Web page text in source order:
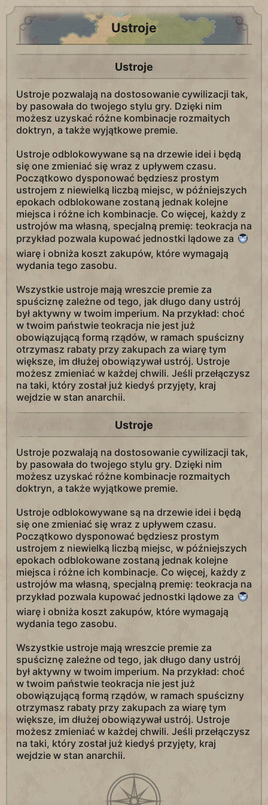
Ustroje
Ustroje
Ustroje pozwalają na dostosowanie cywilizacji tak,
by pasowała do twojego stylu gry. Dzięki nim
możesz uzyskać różne kombinacje rozmaitych
doktryn, a także wyjątkowe premie.
Ustroje odblokowywane są na drzewie idei i będą
się one zmieniać się wraz z upływem czasu.
Początkowo dysponować będziesz prostym
ustrojem z niewielką liczbą miejsc, w późniejszych
epokach odblokowane zostaną jednak kolejne
miejsca i różne ich kombinacje. Co więcej, każdy z
ustrojów ma własną, specjalną premię: teokracja na
przykład pozwala kupować jednostki lądowe za
wiarę i obniża koszt zakupów, które wymagają
wydania tego zasobu.
Wszystkie ustroje mają wreszcie premie za
spuściznę zależne od tego, jak długo dany ustrój
był aktywny w twoim imperium. Na przykład: choć
w twoim państwie teokracja nie jest już
obowiązującą formą rządów, w ramach spuścizny
otrzymasz rabaty przy zakupach za wiarę tym
większe, im dłużej obowiązywał ustrój. Ustroje
możesz zmieniać w każdej chwili. Jeśli przełączysz
na taki, który został już kiedyś przyjęty, kraj
wejdzie w stan anarchii.
Ustroje
Ustroje pozwalają na dostosowanie cywilizacji tak,
by pasowała do twojego stylu gry. Dzięki nim
możesz uzyskać różne kombinacje rozmaitych
doktryn, a także wyjątkowe premie.
Ustroje odblokowywane są na drzewie idei i będą
się one zmieniać się wraz z upływem czasu.
Początkowo dysponować będziesz prostym
ustrojem z niewielką liczbą miejsc, w późniejszych
epokach odblokowane zostaną jednak kolejne
miejsca i różne ich kombinacje. Co więcej, każdy z
ustrojów ma własną, specjalną premię: teokracja na
przykład pozwala kupować jednostki lądowe za
wiarę i obniża koszt zakupów, które wymagają
wydania tego zasobu.
Wszystkie ustroje mają wreszcie premie za
spuściznę zależne od tego, jak długo dany ustrój
był aktywny w twoim imperium. Na przykład: choć
w twoim państwie teokracja nie jest już
obowiązującą formą rządów, w ramach spuścizny
otrzymasz rabaty przy zakupach za wiarę tym
większe, im dłużej obowiązywał ustrój. Ustroje
możesz zmieniać w każdej chwili. Jeśli przełączysz
na taki, który został już kiedyś przyjęty, kraj
wejdzie w stan anarchii.